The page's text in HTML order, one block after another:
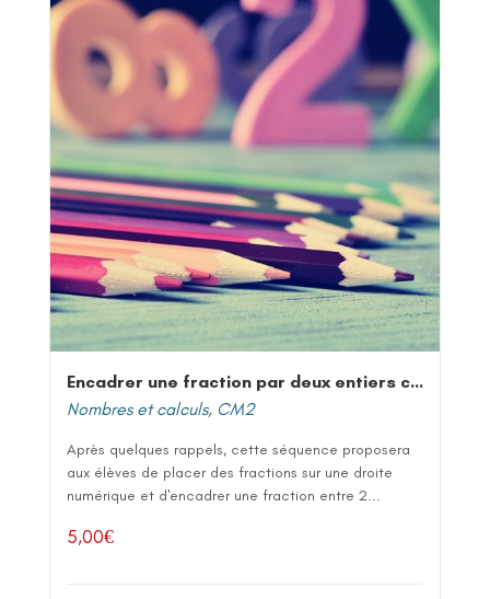
Encadrer une fraction par deux entiers consécutifs
Nombres et calculs, CM2
Après quelques rappels, cette séquence proposera
aux élèves de placer des fractions sur une droite
numérique et d'encadrer une fraction entre 2...
5,00€